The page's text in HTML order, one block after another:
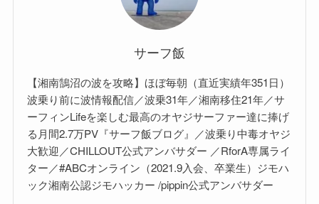
サーフ飯
【湘南鵠沼の波を攻略】ほぼ毎朝（直近実績年351日）
波乗り前に波情報配信／波乗31年／湘南移住21年／サ
ーフィンLifeを楽しむ最高のオヤジサーファー達に捧げ
る月間2.7万PV『サーフ飯ブログ』／波乗り中毒オヤジ
大歓迎／CHILLOUT公式アンバサダー ／RforA専属ライ
ター／#ABCオンライン（2021.9入会、卒業生）ジモハ
ック湘南公認ジモハッカー /pippin公式アンバサダー